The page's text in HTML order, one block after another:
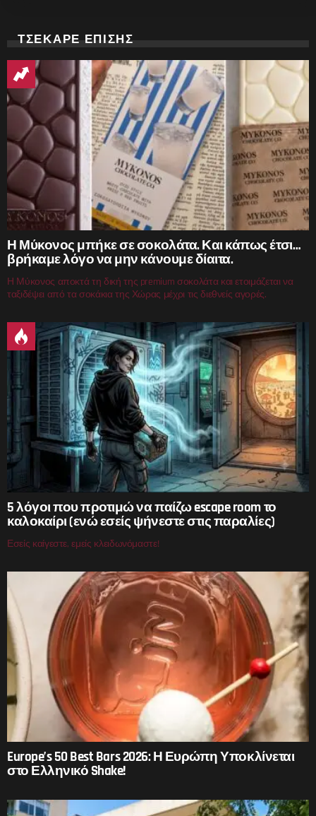
ΤΣΕΚΑΡΕ ΕΠΙΣΗΣ
Η Μύκονος μπήκε σε σοκολάτα. Και κάπως έτσι…
βρήκαμε λόγο να μην κάνουμε δίαιτα.
Η Μύκονος αποκτά τη δική της premium σοκολάτα και ετοιμάζεται να
ταξιδέψει από τα σοκάκια της Χώρας μέχρι τις διεθνείς αγορές.
5 λόγοι που προτιμώ να παίζω escape room το
καλοκαίρι (ενώ εσείς ψήνεστε στις παραλίες)
Εσείς καίγεστε, εμείς κλειδωνόμαστε!
Europe’s 50 Best Bars 2026: Η Ευρώπη Υποκλίνεται
στο Ελληνικό Shake!